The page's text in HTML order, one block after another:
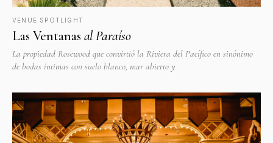
VENUE SPOTLIGHT
Las Ventanas al Paraíso
La propiedad Rosewood que convirtió la Riviera del Pacífico en sinónimo
de bodas íntimas con suelo blanco, mar abierto y